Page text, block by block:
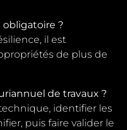
obligatoire ?
il est
de plus de
de travaux ?
identifier les
puis faire valider le